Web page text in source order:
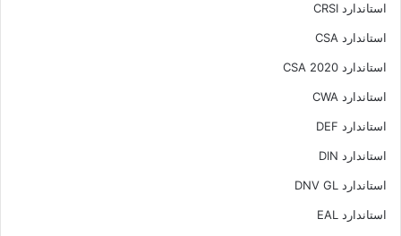
استاندارد CRSI
استاندارد CSA
استاندارد CSA 2020
استاندارد CWA
استاندارد DEF
استاندارد DIN
استاندارد DNV GL
استاندارد EAL